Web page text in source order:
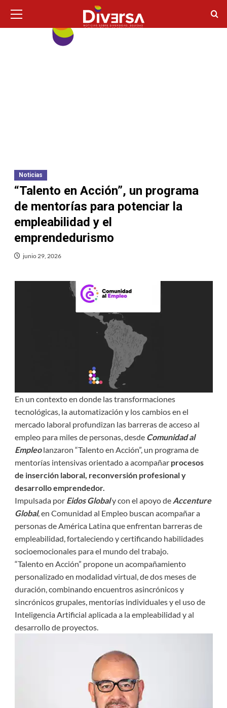
contenido
principal
Noticias
“Talento en Acción”, un programa
de mentorías para potenciar la
empleabilidad y el
emprendedurismo
junio 29, 2026
En un contexto en donde las transformaciones
tecnológicas, la automatización y los cambios en el
mercado laboral profundizan las barreras de acceso al
empleo para miles de personas, desde Comunidad al
Empleolanzaron “Talento en Acción”, un programa de
mentorías intensivas orientado a acompañar procesos
de inserción laboral, reconversión profesional y
desarrollo emprendedor.
Impulsada por Eidos Globaly con el apoyo de Accenture
Global, en Comunidad al Empleo buscan acompañar a
personas de América Latina que enfrentan barreras de
empleabilidad, fortaleciendo y certificando habilidades
socioemocionales para el mundo del trabajo.
“Talento en Acción” propone un acompañamiento
personalizado en modalidad virtual, de dos meses de
duración, combinando encuentros asincrónicos y
sincrónicos grupales, mentorías individuales y el uso de
Inteligencia Artificial aplicada a la empleabilidad y al
desarrollo de proyectos.